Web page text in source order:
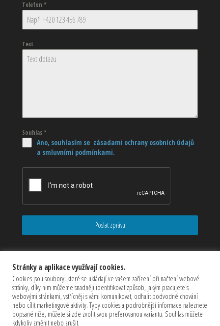
Telefon *
Text
Souhlas*
Ano, souhlasím se zásadami ochrany osobních údajů
a smluvními podmínkami.
Poslat zprávu
Stránky a aplikace využívají cookies.
Cookies jsou soubory, které se ukládají ve vašem zařízení při načtení webové
stránky, díky nim můžeme snadněji identifikovat způsob, jakým pracujete s
webovými stránkami, vstřícněji s vámi komunikovat, odhalit podvodné chování
nebo cílit marketingové aktivity. Typy cookies a podrobnější informace naleznete
popsané níže, můžete si zde zvolit svou preferovanou variantu. Souhlas můžete
kdykoliv změnit nebo zrušit.